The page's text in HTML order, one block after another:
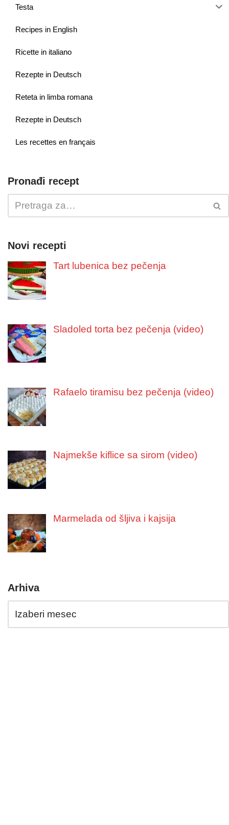
Testa
Recipes in English
Ricette in italiano
Rezepte in Deutsch
Reteta in limba romana
Rezepte in Deutsch
Les recettes en français
Pronađi recept
Novi recepti
Tart lubenica bez pečenja
Sladoled torta bez pečenja (video)
Rafaelo tiramisu bez pečenja (video)
Najmekše kiflice sa sirom (video)
Marmelada od šljiva i kajsija
Arhiva